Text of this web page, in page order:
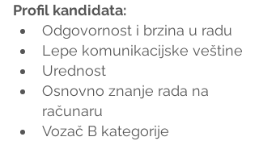
Profil kandidata:
Odgovornost i brzina u radu
Lepe komunikacijske veštine
Urednost
Osnovno znanje rada na
računaru
Vozač B kategorije